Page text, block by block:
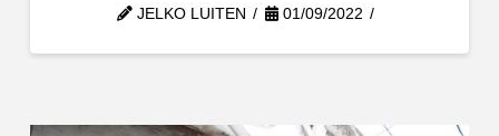
JELKO LUITEN 01/09/2022